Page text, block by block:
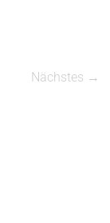
Nächstes →